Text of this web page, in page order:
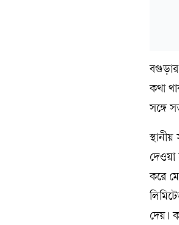
কথা
সঙ্গে
করে
দেয়।